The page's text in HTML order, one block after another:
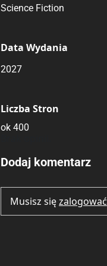
Submit Rating
Science Fiction
Data Wydania
2027
Liczba Stron
ok 400
Dodaj komentarz
Musisz sięzalogować